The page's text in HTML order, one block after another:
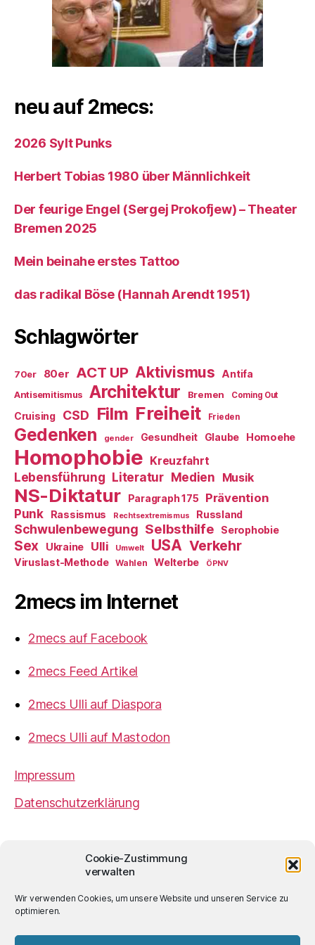
Cookie-Zustimmung
verwalten
Wir verwenden Cookies, um unsere Website und unseren Service zu
optimieren.
neu auf 2mecs:
2026 Sylt Punks
Herbert Tobias 1980 über Männlichkeit
Der feurige Engel (Sergej Prokofjew) – Theater
Bremen 2025
Mein beinahe erstes Tattoo
das radikal Böse (Hannah Arendt 1951)
Schlagwörter
70er 80er ACT UP Aktivismus Antifa
Antisemitismus Architektur Bremen Coming Out
Cruising CSD Film Freiheit Frieden
Gedenken gender Gesundheit Glaube Homoehe
Homophobie Kreuzfahrt
Lebensführung Literatur Medien Musik
NS-Diktatur Paragraph 175
Prävention
Punk
Rassismus Rechtsextremismus Russland
Schwulenbewegung Selbsthilfe Serophobie
Sex Ukraine Ulli Umwelt USA Verkehr
Viruslast-Methode Wahlen Welterbe ÖPNV
2mecs im Internet
2mecs auf Facebook
2mecs Feed Artikel
2mecs Ulli auf Diaspora
2mecs Ulli auf Mastodon
Impressum
Datenschutzerklärung
Ulrich Würdemannist sofern nicht
anders angegeben lizenziert unter einer
Creative
Lizenz.